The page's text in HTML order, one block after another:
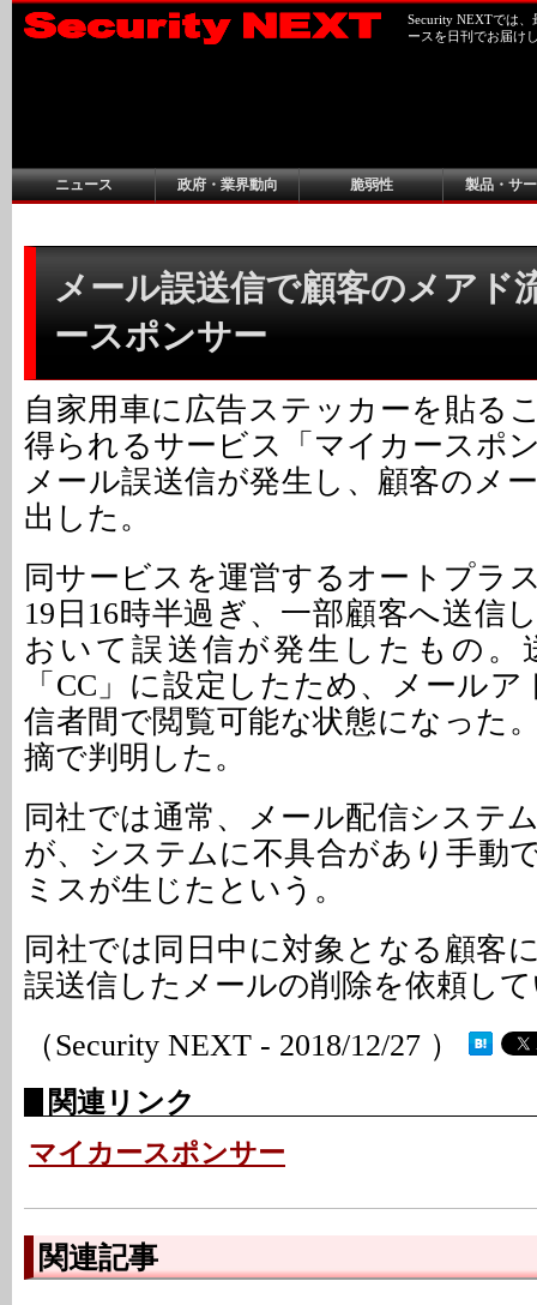
Security NEXTでは
ースを日刊でお届け
ニュース 政府・業界動向 脆弱性 製品・サ
メール誤送信で顧客のメアド
ースポンサー
自家用車に広告ステッカーを貼る
得られるサービス「マイカースポ
メール誤送信が発生し、顧客のメ
出した。
同サービスを運営するオートプラ
19日16時半過ぎ、一部顧客へ送信
おいて誤送信が発生したもの。
「CC」に設定したため、メール
信者間で閲覧可能な状態になった
摘で判明した。
同社では通常、メール配信システ
が、システムに不具合があり手動
ミスが生じたという。
同社では同日中に対象となる顧客
誤送信したメールの削除を依頼し
（Security NEXT - 2018/12/27 ）
関連リンク
マイカースポンサー
関連記事